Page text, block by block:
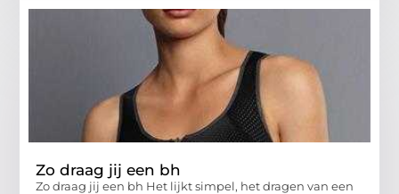
Zo draag jij een bh
Zo draag jij een bh Het lijkt simpel, het dragen van een